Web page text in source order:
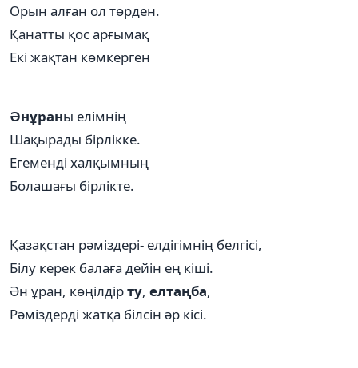
Орын алған ол төрден.
Қанатты қос арғымақ
Екі жақтан көмкерген
Әнұраны елімнің
Шақырады бірлікке.
Егеменді халқымның
Болашағы бірлікте.
Қазақстан рәміздері- елдігімнің белгісі,
Білу керек балаға дейін ең кіші.
Ән ұран, көңілдірту, елтаңба,
Рәміздерді жатқа білсін әр кісі.